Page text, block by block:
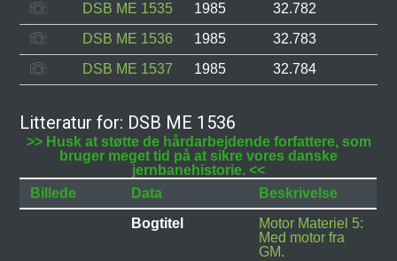
DSB ME 1535
1985 32.782
DSB ME 1536
1985 32.783
DSB ME 1537
1985 32.784
Litteratur for: DSB ME 1536
>> Husk at støtte de hårdarbejdende forfattere, som
bruger meget tid på at sikre vores danske
jernbanehistorie. <<
Billede
Data
Beskrivelse
Bogtitel
Motor Materiel 5:
Med motor fra
GM.